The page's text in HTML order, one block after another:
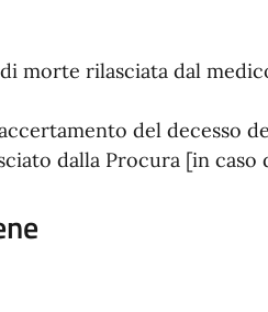
di morte rilasciata dal
del decesso
dalla Procura [in